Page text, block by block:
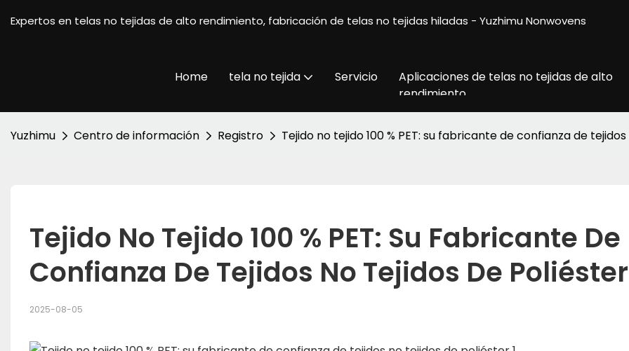
Expertos en telas no tejidas de alto rendimiento, fabricación de telas no tejidas hiladas - Yuzhimu Nonwovens
Home tela no tejida Servicio
Aplicaciones de telas no tejidas de alto
rendimiento
Yuzhimu Centro de información Registro Tejido no tejido 100 % PET: su fabricante de confianza de
Tejido No Tejido 100 % PET: Su Fabricante De
Confianza De Tejidos No Tejidos De Poliéster
2025-08-05